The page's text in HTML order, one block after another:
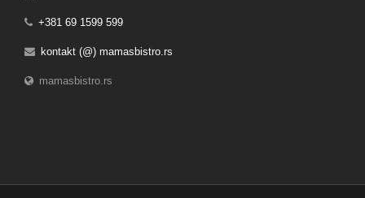
+381 69 1599 599
kontakt (@) mamasbistro.rs
mamasbistro.rs